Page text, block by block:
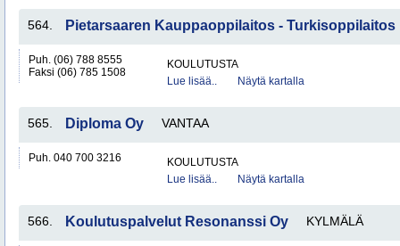
564. Pietarsaaren Kauppaoppilaitos - Turkisoppilaitos
Puh. (06) 788 8555
Faksi (06) 785 1508
KOULUTUSTA
Lue lisää..
Näytä kartalla
565. Diploma Oy VANTAA
Puh. 040 700 3216
KOULUTUSTA
Lue lisää..
Näytä kartalla
566. Koulutuspalvelut Resonanssi Oy KYLMÄLÄ